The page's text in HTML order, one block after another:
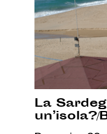
La